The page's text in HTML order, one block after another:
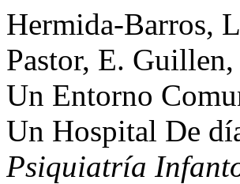
Hermida-Barros,
Pastor, E.
Un Entorno
Un Hospital De
Psiquiatría